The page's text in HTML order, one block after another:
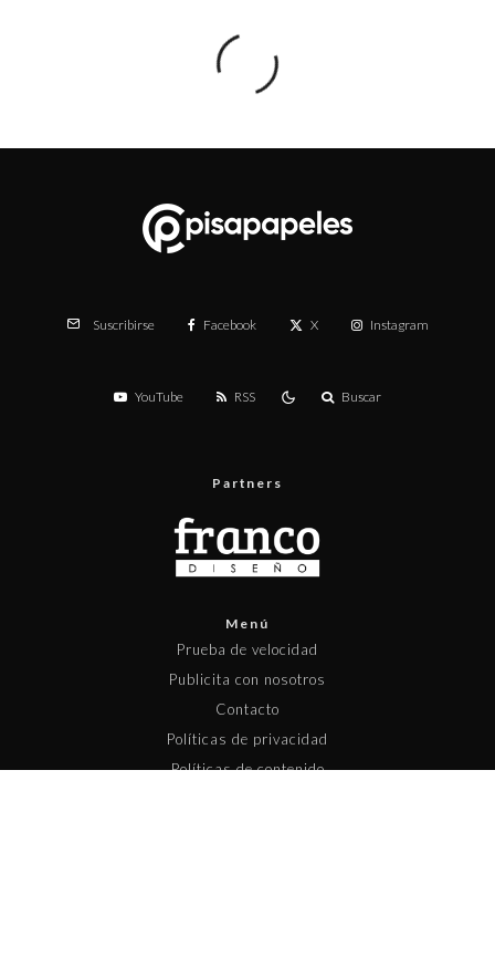
Suscribirse Facebook X Instagram
YouTube RSS Buscar
Partners
Menú
Prueba de velocidad
Publicita con nosotros
Contacto
Políticas de privacidad
Políticas de contenido